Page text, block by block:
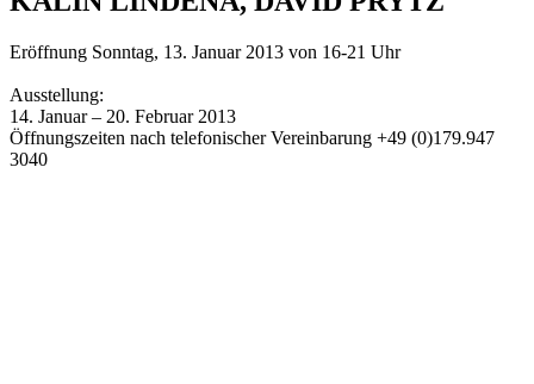
Eröffnung Sonntag, 13. Januar 2013 von 16-21 Uhr
Ausstellung:
14. Januar – 20. Februar 2013
Öffnungszeiten nach telefonischer Vereinbarung +49 (0)179.947
3040